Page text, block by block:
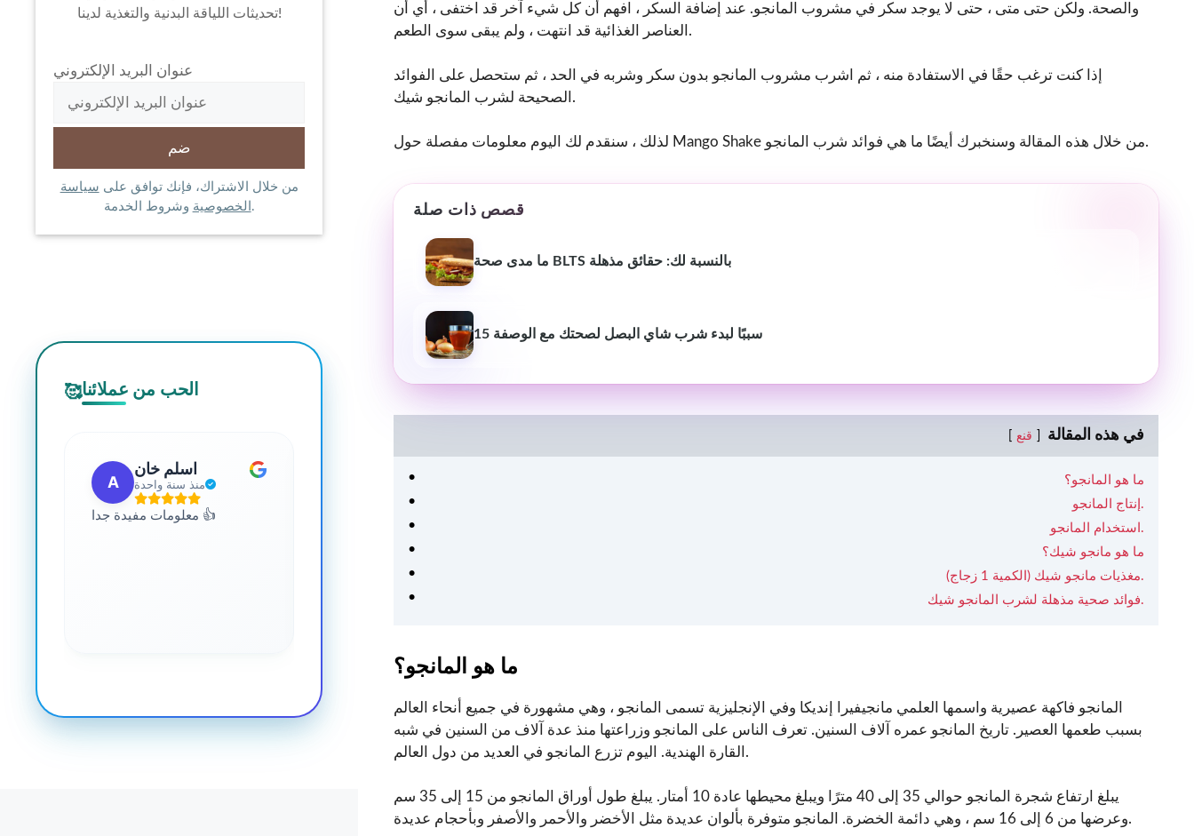
والصحة. ولكن حتى متى ، حتى لا يوجد سكر في مشروب المانجو. عند إضافة السكر ، افهم أن كل شيء آخر قد اختفى ، أي أن
العناصر الغذائية قد انتهت ، ولم يبقى سوى الطعم.
إذا كنت ترغب حقًا في الاستفادة منه ، ثم اشرب مشروب المانجو بدون سكر وشربه في الحد ، ثم ستحصل على الفوائد
الصحيحة لشرب المانجو شيك.
لذلك ، سنقدم لك اليوم معلومات مفصلة حول Mango Shake من خلال هذه المقالة وسنخبرك أيضًا ما هي فوائد شرب المانجو.
قصص ذات صلة
ما مدى صحة BLTS بالنسبة لك: حقائق مذهلة
15 سببًا لبدء شرب شاي البصل لصحتك مع الوصفة
في هذه المقالة قنع
ما هو المانجو؟
إنتاج المانجو.
استخدام المانجو.
ما هو مانجو شيك؟
مغذيات مانجو شيك (الكمية 1 زجاج).
فوائد صحية مذهلة لشرب المانجو شيك.
ما هو المانجو؟
المانجو فاكهة عصيرية واسمها العلمي مانجيفيرا إنديكا وفي الإنجليزية تسمى المانجو ، وهي مشهورة في جميع أنحاء العالم
بسبب طعمها العصير. تاريخ المانجو عمره آلاف السنين. تعرف الناس على المانجو وزراعتها منذ عدة آلاف من السنين في شبه
القارة الهندية. اليوم تزرع المانجو في العديد من دول العالم.
يبلغ ارتفاع شجرة المانجو حوالي 35 إلى 40 مترًا ويبلغ محيطها عادة 10 أمتار. يبلغ طول أوراق المانجو من 15 إلى 35 سم
وعرضها من 6 إلى 16 سم ، وهي دائمة الخضرة. المانجو متوفرة بألوان عديدة مثل الأخضر والأحمر والأصفر وبأحجام عديدة.
تحديثات اللياقة البدنية والتغذية لدينا!
عنوان البريد الإلكتروني
من خلال الاشتراك، فإنك توافق على سياسة
الخصوصية وشروط الخدمة.
🥰الحب من عملائنا
A
اسلم خان
منذ سنة واحدة
معلومات مفيدة جدا 👍
2 سنوات مضت